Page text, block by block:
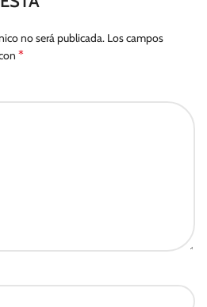
no será publicada. Los campos
*